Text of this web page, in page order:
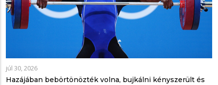
júl 30, 2026
Hazájában bebörtönözték volna, bujkálni kényszerült és